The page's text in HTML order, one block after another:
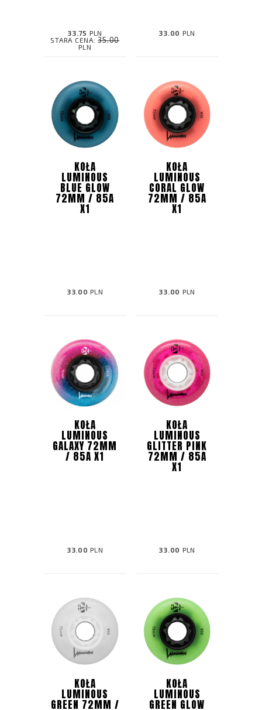
33.75 PLN
STARA CENA:35.00
PLN
33.00 PLN
KOŁA
LUMINOUS
BLUE GLOW
72MM / 85A
X1
33.00 PLN
KOŁA
LUMINOUS
CORAL GLOW
72MM / 85A
X1
33.00 PLN
KOŁA
LUMINOUS
GALAXY 72MM
/ 85A X1
33.00 PLN
KOŁA
LUMINOUS
GLITTER PINK
72MM / 85A
X1
33.00 PLN
KOŁA
LUMINOUS
GREEN 72MM /
KOŁA
LUMINOUS
GREEN GLOW